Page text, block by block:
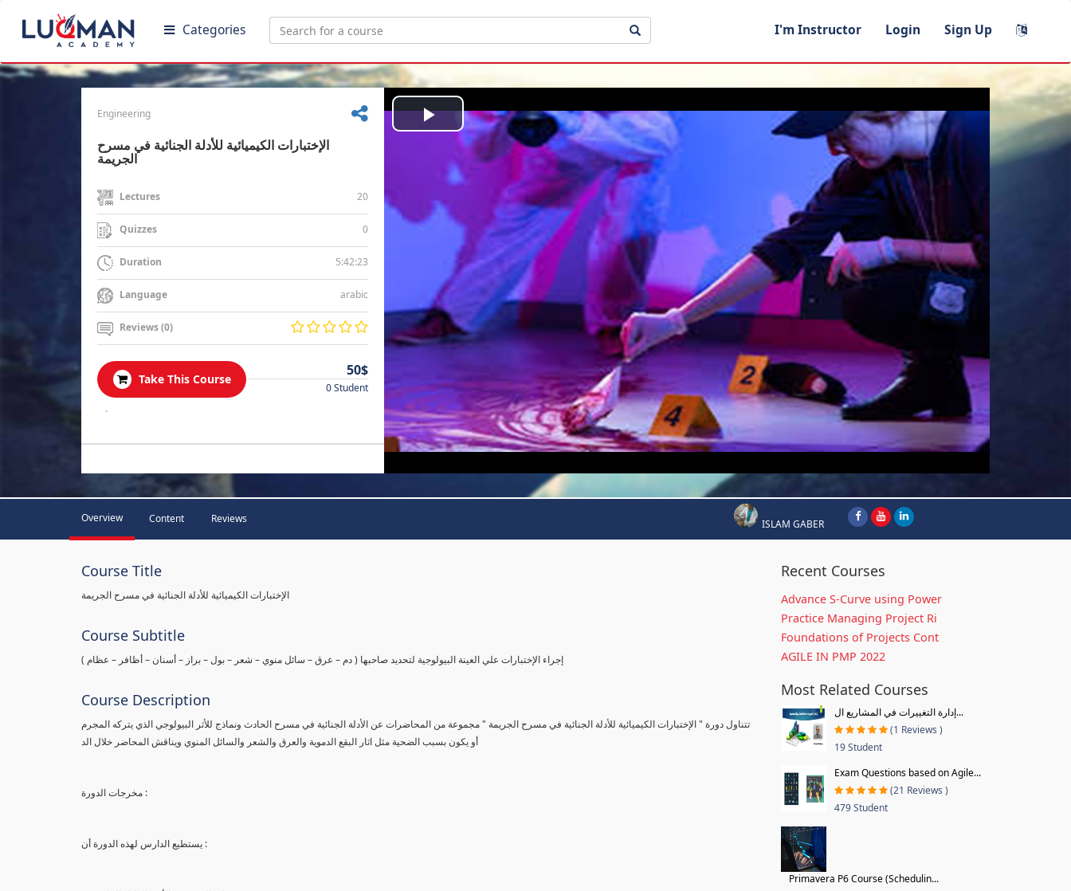
Categories I'm Instructor Login Sign Up
Engineering
الإختبارات الكيميائية للأدلة الجنائية في مسرح
الجريمة
Lectures 20
Quizzes 0
Duration 5:42:23
Language arabic
Reviews (0)
Take This Course
50$
0 Student
.
Play
Video
Overview Content Reviews ISLAM GABER
Course Title
الإختبارات الكيميائية للأدلة الجنائية في مسرح الجريمة
Course Subtitle
( إجراء الإختبارات علي العينة البيولوجية لتحديد صاحبها ( دم – عرق – سائل منوي – شعر – بول – براز – أسنان – أظافر – عظام
Course Description
تتناول دورة " الإختبارات الكيميائية للأدلة الجنائية في مسرح الجريمة " مجموعة من المحاضرات عن الأدلة الجنائية في مسرح الحادث ونماذج للأثر البيولوجي الذي يتركه المجرم
أو يكون بسبب الضحية مثل اثار البقع الدموية والعرق والشعر والسائل المنوي ويناقش المحاضر خلال الد
مخرجات الدورة :
يستطيع الدارس لهذه الدورة أن :
Recent Courses
Advance S-Curve using Power
Practice Managing Project Ri
Foundations of Projects Cont
AGILE IN PMP 2022
Most Related Courses
إدارة التغييرات في المشاريع ال...
(1 Reviews )
19 Student
Exam Questions based on Agile...
(21 Reviews )
479 Student
Primavera P6 Course (Schedulin...